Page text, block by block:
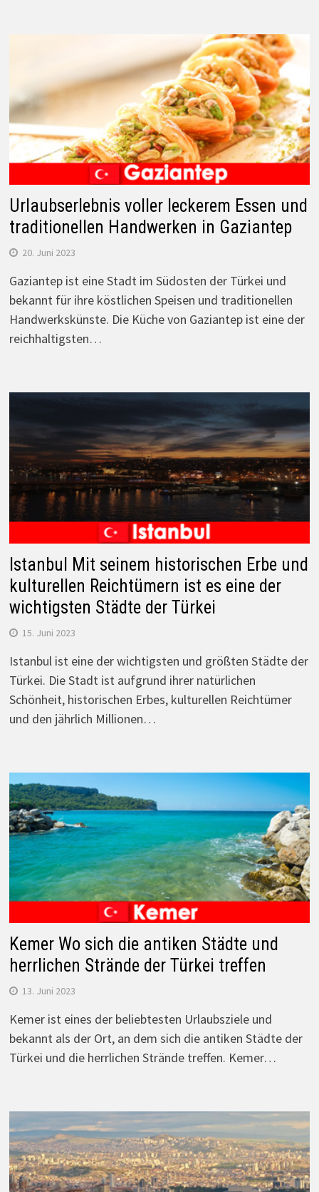
Urlaubserlebnis voller leckerem Essen und
traditionellen Handwerken in Gaziantep
20. Juni 2023
Gaziantep ist eine Stadt im Südosten der Türkei und
bekannt für ihre köstlichen Speisen und traditionellen
Handwerkskünste. Die Küche von Gaziantep ist eine der
reichhaltigsten…
Istanbul Mit seinem historischen Erbe und
kulturellen Reichtümern ist es eine der
wichtigsten Städte der Türkei
15. Juni 2023
Istanbul ist eine der wichtigsten und größten Städte der
Türkei. Die Stadt ist aufgrund ihrer natürlichen
Schönheit, historischen Erbes, kulturellen Reichtümer
und den jährlich Millionen…
Kemer Wo sich die antiken Städte und
herrlichen Strände der Türkei treffen
13. Juni 2023
Kemer ist eines der beliebtesten Urlaubsziele und
bekannt als der Ort, an dem sich die antiken Städte der
Türkei und die herrlichen Strände treffen. Kemer…